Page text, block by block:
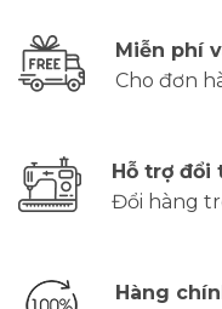
Miễn phí
Cho đơn
Hỗ trợ đổi
Đổi hàng
Hàng